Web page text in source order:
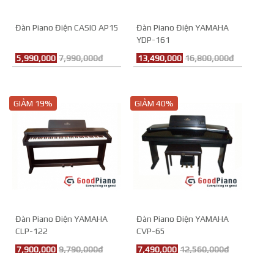
Đàn Piano Điện CASIO AP15
5,990,000 7,990,000đ
Đàn Piano Điện YAMAHA
YDP-161
13,490,000 16,800,000đ
GIẢM 19%
Đàn Piano Điện YAMAHA
CLP-122
7,900,000 9,790,000đ
GIẢM 40%
Đàn Piano Điện YAMAHA
CVP-65
7,490,000 12,560,000đ